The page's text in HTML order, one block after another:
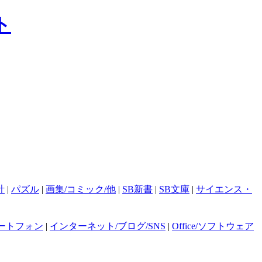
| パズル | 画集/コミック/他 | SB新書 | SB文庫 | サイエンス・
トフォン | インターネット/ブログ/SNS | Office/ソフトウェア